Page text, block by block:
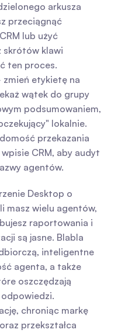
arkusza
przeciągnąć
lub użyć
skrótów klawi
ten proces.
etykietę na
wątek do grupy
podsumowaniem,
lokalnie.
przekazania
CRM, aby audyt
agentów.
Desktop o
masz wielu agentów,
raportowania i
są jasne. Blabla
inteligentne
agenta, a także
oszczędzają
chroniąc markę
przekształca